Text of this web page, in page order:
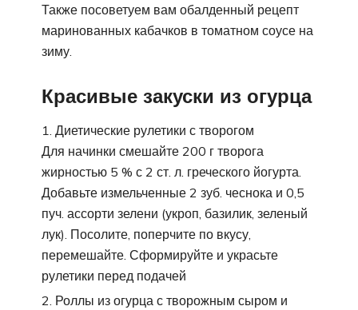
Также посоветуем вам обалденный рецепт
маринованных кабачков в томатном соусе на
зиму.
Красивые закуски из огурца
Диетические рулетики с творогом
Для начинки смешайте 200 г творога
жирностью 5 % с 2 ст. л. греческого йогурта.
Добавьте измельченные 2 зуб. чеснока и 0,5
пуч. ассорти зелени (укроп, базилик, зеленый
лук). Посолите, поперчите по вкусу,
перемешайте. Сформируйте и украсьте
рулетики перед подачей
Роллы из огурца с творожным сыром и